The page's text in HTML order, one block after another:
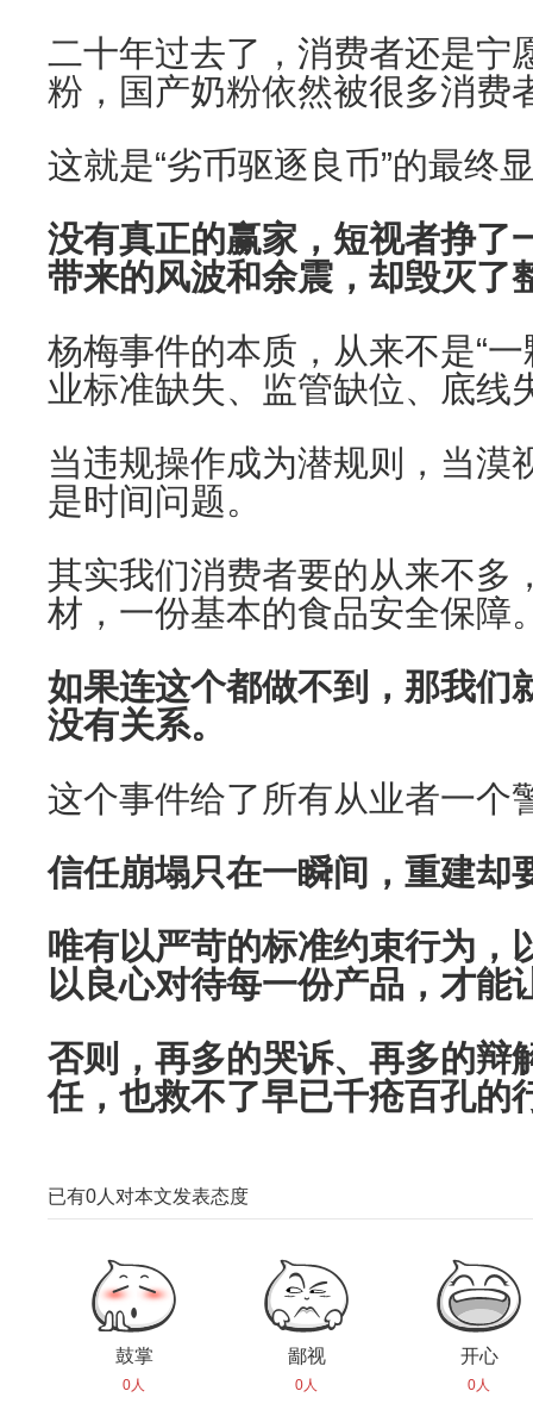
二十年过去了，消费者还是宁
粉，国产奶粉依然被很多消费
这就是“劣币驱逐良币”的最终
没有真正的赢家，短视者挣了
带来的风波和余震，却毁灭了
杨梅事件的本质，从来不是“
业标准缺失、监管缺位、底线
当违规操作成为潜规则，当漠
是时间问题。
其实我们消费者要的从来不多
材，一份基本的食品安全保障
如果连这个都做不到，那我们
没有关系。
这个事件给了所有从业者一个
信任崩塌只在一瞬间，重建却
唯有以严苛的标准约束行为，
以良心对待每一份产品，才能
否则，再多的哭诉、再多的辩
任，也救不了早已千疮百孔的
已有0 人对本文发表态度
鼓掌
0人
鄙视
0人
开心
0人